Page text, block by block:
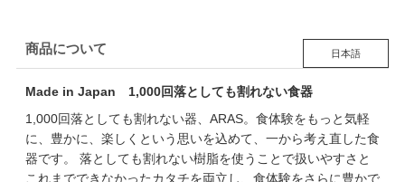
商品について 日本語
Made in Japan 1,000回落としても割れない食器
1,000回落としても割れない器、ARAS。食体験をもっと気軽
に、豊かに、楽しくという思いを込めて、一から考え直した食
器です。 落としても割れない樹脂を使うことで扱いやすさと
これまでできなかったカタチを両立し、食体験をさらに豊かで